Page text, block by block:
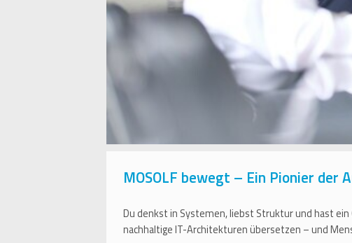
MOSOLF bewegt – Ein Pionier der
Du denkst in Systemen, liebst Struktur und hast
nachhaltige IT-Architekturen übersetzen – und